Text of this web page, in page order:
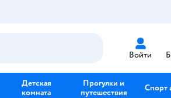
Войти
Детская
комната
Прогулки и
путешествия
Спорт